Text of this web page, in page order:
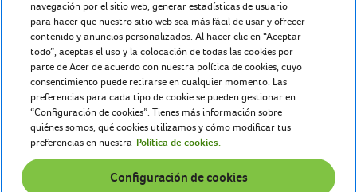
© 2026 Acer Inc. - P.I. 02730250962
Sobre nosotros
Acer for Education ofrece a profesores y estudiantes tecnología en
constante evolución para inspirar y fomentar una educación atemporal
tanto en el aula como más allá.
Contáctanos
acerforeducation.emea@acer.com
navegación por el sitio web, generar estadísticas de usuario
para hacer que nuestro sitio web sea más fácil de usar y ofrecer
contenido y anuncios personalizados. Al hacer clic en “Aceptar
todo”, aceptas el uso y la colocación de todas las cookies por
parte de Acer de acuerdo con nuestra política de cookies, cuyo
consentimiento puede retirarse en cualquier momento. Las
preferencias para cada tipo de cookie se pueden gestionar en
“Configuración de cookies”. Tienes más información sobre
quiénes somos, qué cookies utilizamos y cómo modificar tus
preferencias en nuestra Política de cookies.
Configuración de cookies